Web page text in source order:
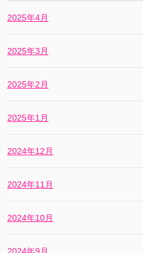
2025年4月
2025年3月
2025年2月
2025年1月
2024年12月
2024年11月
2024年10月